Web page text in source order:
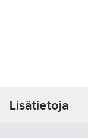
Lisätietoja